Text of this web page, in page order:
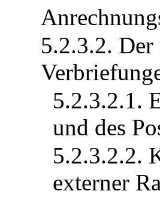
5.2.3.2.
5.2.3.2.1.
und des
5.2.3.2.2.
externer